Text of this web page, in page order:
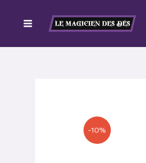
contenu
-10%